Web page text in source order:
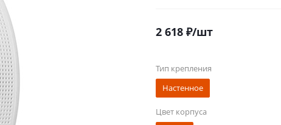
2 618 ₽/шт
Тип крепления
Настенное
Цвет корпуса